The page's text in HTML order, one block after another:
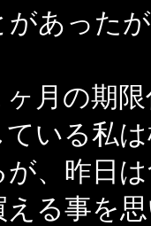
あった
月の期限
いる私
、昨日
る事を